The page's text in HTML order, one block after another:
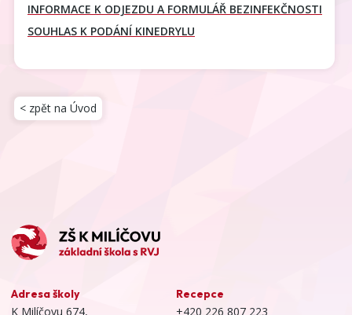
INFORMACE K ODJEZDU A FORMULÁŘ BEZINFEKČNOSTI
SOUHLAS K PODÁNÍ KINEDRYLU
< zpět na Úvod
Adresa školy
K Milíčovu 674,
Recepce
+420 226 807 223